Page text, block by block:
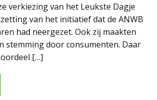
verkiezing van het Leukste Dagje
van het initiatief dat de ANWB
had neergezet. Ook zij maakten
stemming door consumenten. Daar
[…]